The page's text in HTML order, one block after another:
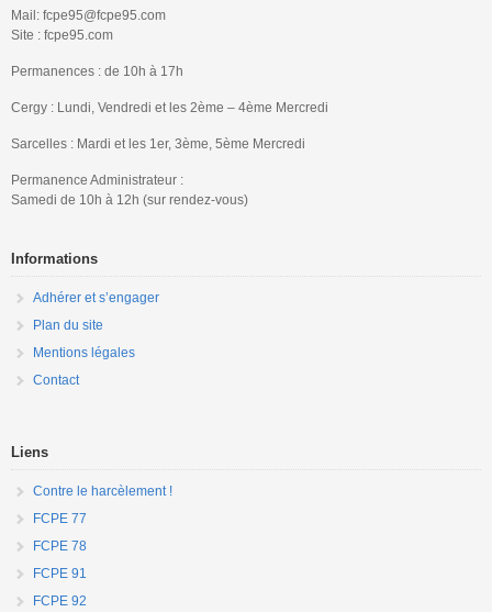
Mail: fcpe95@fcpe95.com
Site : fcpe95.com
Permanences : de 10h à 17h
Cergy : Lundi, Vendredi et les 2ème – 4ème Mercredi
Sarcelles : Mardi et les 1er, 3ème, 5ème Mercredi
Permanence Administrateur :
Samedi de 10h à 12h (sur rendez-vous)
Informations
Adhérer et s’engager
Plan du site
Mentions légales
Contact
Liens
Contre le harcèlement !
FCPE 77
FCPE 78
FCPE 91
FCPE 92